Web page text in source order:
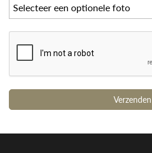
Selecteer een optionele foto